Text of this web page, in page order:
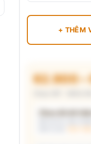
+ THÊM
62.900 –